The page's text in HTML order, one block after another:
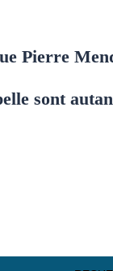
Pierre
sont